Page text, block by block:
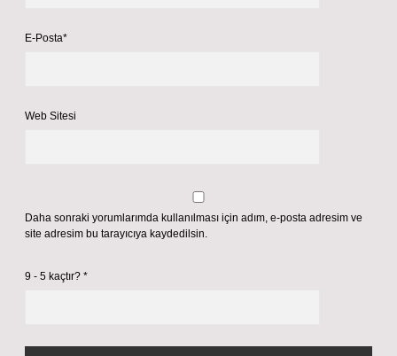
E-Posta*
Web Sitesi
Daha sonraki yorumlarımda kullanılması için adım, e-posta adresim ve
site adresim bu tarayıcıya kaydedilsin.
9 - 5 kaçtır? *